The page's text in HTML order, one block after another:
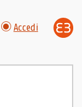
Accedi